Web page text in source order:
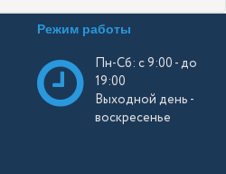
Режим работы
Пн-Сб: с 9:00 - до
19:00
Выходной день -
воскресенье